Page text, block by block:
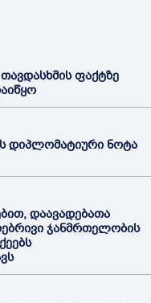
ფაქტზე
დიპლომატიური ნოტა
დაავადებათა
ჯანმრთელობის